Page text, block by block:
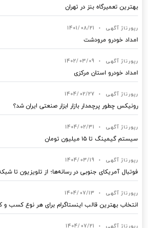
بهترین تعمیرگاه بنز در تهران
رپورتاژ آگهی •
1401/08/21
امداد خودرو مرودشت
رپورتاژ آگهی •
1402/03/09
امداد خودرو استان مرکزی
رپورتاژ آگهی •
1404/02/27
رونیکس چطور پرچمدار بازار ابزار صنعتی ایران شد؟
رپورتاژ آگهی •
1404/02/31
سیستم گیمینگ تا ۱۵ میلیون تومان
رپورتاژ آگهی •
1404/03/19
فوتبال آمریکای جنوبی در رسانه‌ها؛ از تلویزیون تا
رپورتاژ آگهی •
1404/07/13
انتخاب بهترین قالب‌ اینستاگرام برای هر نوع کسب‌ و
رپورتاژ آگهی •
1404/07/21